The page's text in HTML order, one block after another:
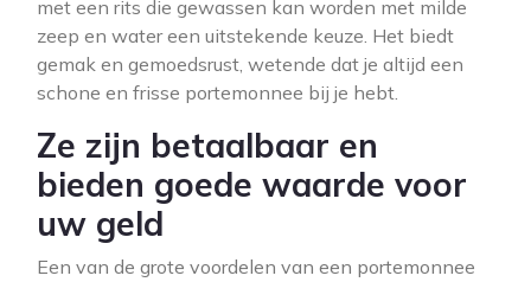
met een rits die gewassen kan worden met milde
zeep en water een uitstekende keuze. Het biedt
gemak en gemoedsrust, wetende dat je altijd een
schone en frisse portemonnee bij je hebt.
Ze zijn betaalbaar en
bieden goede waarde voor
uw geld
Een van de grote voordelen van een portemonnee